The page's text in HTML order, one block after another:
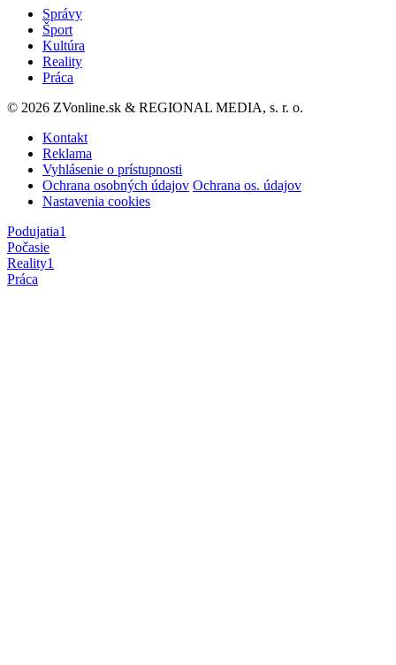
Správy
Šport
Kultúra
Reality
Práca
© 2026 ZVonline.sk & REGIONAL MEDIA, s. r. o.
Kontakt
Reklama
Vyhlásenie o prístupnosti
Ochrana osobných údajov Ochrana os. údajov
Nastavenia cookies
Podujatia1
Počasie
Reality1
Práca